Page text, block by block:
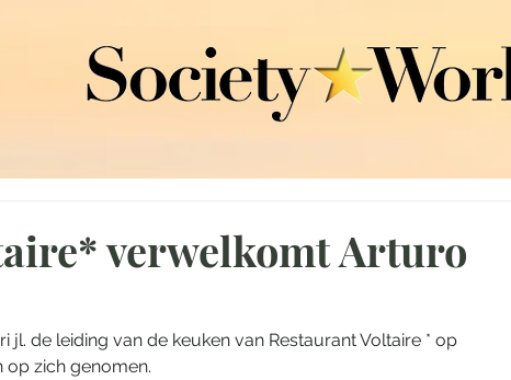
verwelkomt Arturo
jl. de leiding van de keuken van Restaurant Voltaire * op
op zich genomen.